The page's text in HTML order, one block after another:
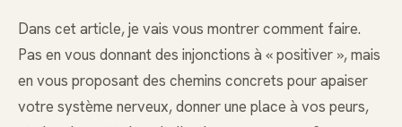
Dans cet article, je vais vous montrer comment faire.
Pas en vous donnant des injonctions à « positiver », mais
en vous proposant des chemins concrets pour apaiser
votre système nerveux, donner une place à vos peurs,